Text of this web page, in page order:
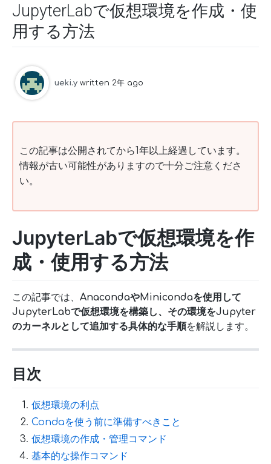
JupyterLabで仮想環境を作成・使
用する方法
ueki.y written 2年 ago
この記事は公開されてから1年以上経過しています。
情報が古い可能性がありますので十分ご注意くださ
い。
JupyterLabで仮想環境を作
成・使用する方法
この記事では、 AnacondaやMinicondaを使用して
JupyterLabで仮想環境を構築し、その環境をJupyter
のカーネルとして追加する具体的な手順を解説します。
目次
仮想環境の利点
Condaを使う前に準備すべきこと
仮想環境の作成・管理コマンド
基本的な操作コマンド